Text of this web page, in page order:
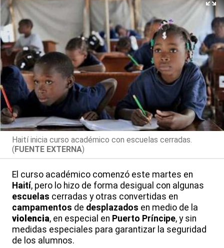
Haití inicia curso académico con escuelas cerradas.
(FUENTE EXTERNA)
El curso académico comenzó este martes en
Haití, pero lo hizo de forma desigual con algunas
escuelas cerradas y otras convertidas en
campamentos de desplazados en medio de la
violencia, en especial en Puerto Príncipe, y sin
medidas especiales para garantizar la seguridad
de los alumnos.